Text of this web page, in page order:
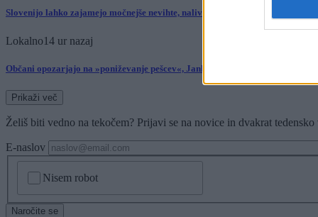
Slovenijo lahko zajamejo močnejše nevihte, nalivi in toča
Lokalno14 ur nazaj
Občani opozarjajo na »poniževanje pešcev«, Janković sprememb ne načrtuje
Prikaži več
Želiš biti vedno na tekočem? Prijavi se na novice in dvakrat
E-naslov
Nisem robot
Naročite se